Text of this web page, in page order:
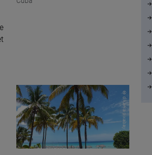
© dikarka pixabay